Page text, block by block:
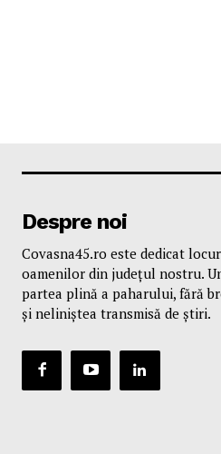
Despre noi
Covasna45.ro este dedicat
oamenilor din județul nostru.
partea plină a paharului, fără
și neliniștea transmisă de știri.